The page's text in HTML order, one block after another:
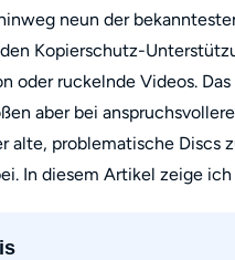
neun der
Kopierschutz-
oder ruckelnde Videos.
aber bei
alte, problematische
In diesem Artikel zeige